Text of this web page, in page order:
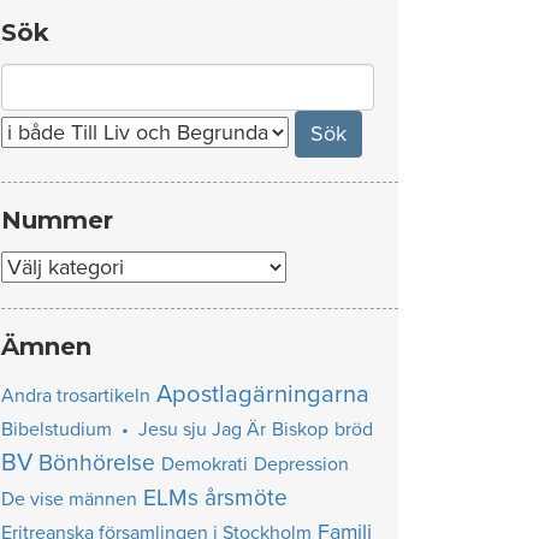
Sök
for:
Nummer
Nummer
Ämnen
Andra trosartikeln Apostlagärningarna
Bibelstudium • Jesu sju Jag Är Biskop bröd
BV Bönhörelse Demokrati Depression
De vise männen ELMs årsmöte
Eritreanska församlingen i Stockholm Familj